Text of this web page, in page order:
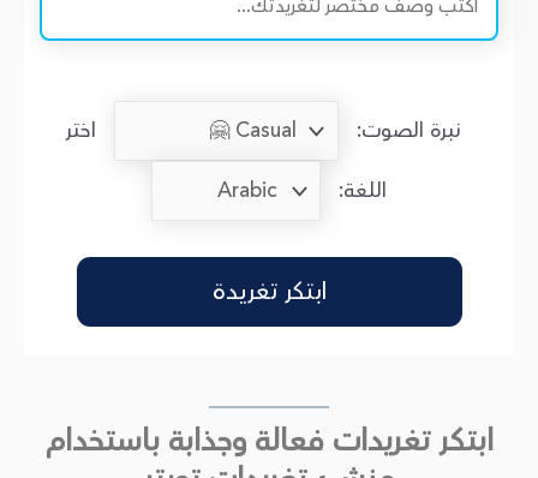
نبرة الصوت:
اختر
اللغة:
ابتكر تغريدة
ابتكر تغريدات فعالة وجذابة باستخدام